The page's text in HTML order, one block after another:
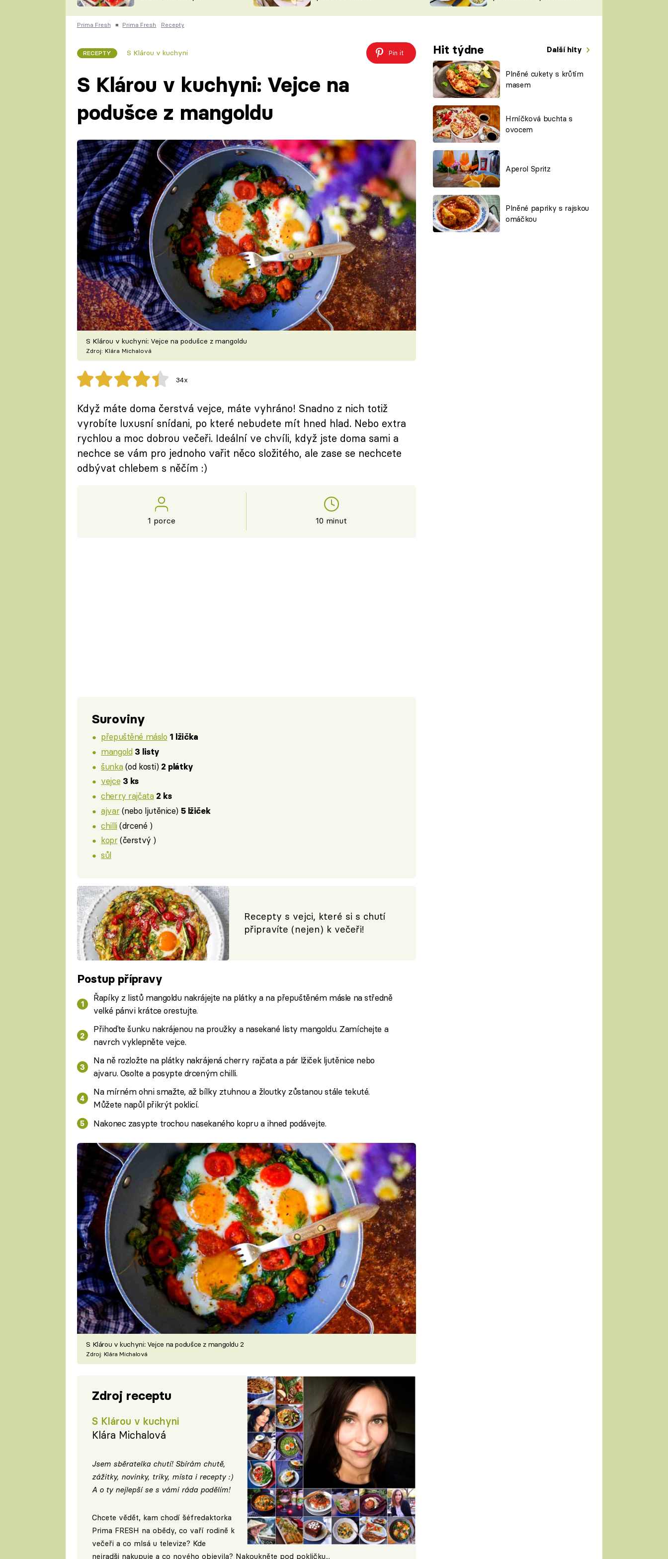
ČESKO NA TALÍŘI
KUCHAŘKA
VYCHYTÁVKY
ŠÉFREDAKTORKY
ČASOPIS
Prima Fresh ■ Prima Fresh Recepty
RECEPTY S Klárou v kuchyni Pin it Hit týdne Další hity
Plněné cukety s krůtím
masem
Hrníčková buchta s
ovocem
Aperol Spritz
Plněné papriky s rajskou
omáčkou
S Klárou v kuchyni: Vejce na
podušce z mangoldu
S Klárou v kuchyni: Vejce na podušce z mangoldu
Zdroj: Klára Michalová
34x
Když máte doma čerstvá vejce, máte vyhráno! Snadno z nich totiž
vyrobíte luxusní snídani, po které nebudete mít hned hlad. Nebo extra
rychlou a moc dobrou večeři. Ideální ve chvíli, když jste doma sami a
nechce se vám pro jednoho vařit něco složitého, ale zase se nechcete
odbývat chlebem s něčím :)
1 porce 10 minut
Suroviny
přepuštěné máslo 1 lžička
mangold 3 listy
šunka(od kosti) 2 plátky
vejce 3 ks
cherry rajčata 2 ks
ajvar(nebo ljutěnice) 5 lžiček
chilli(drcené )
kopr(čerstvý )
sůl
Recepty s vejci, které si s chutí
připravíte (nejen) k večeři!
Postup přípravy
Řapíky z listů mangoldu nakrájejte na plátky a na přepuštěném másle na středně
velké pánvi krátce orestujte.
Přihoďte šunku nakrájenou na proužky a nasekané listy mangoldu. Zamíchejte a
navrch vyklepněte vejce.
Na ně rozložte na plátky nakrájená cherry rajčata a pár lžiček ljutěnice nebo
ajvaru. Osolte a posypte drceným chilli.
Na mírném ohni smažte, až bílky ztuhnou a žloutky zůstanou stále tekuté.
Můžete napůl přikrýt poklicí.
Nakonec zasypte trochou nasekaného kopru a ihned podávejte.
S Klárou v kuchyni: Vejce na podušce z mangoldu 2
Zdroj: Klára Michalová
Zdroj receptu
S Klárou v kuchyni
Klára Michalová
Jsem sběratelka chutí! Sbírám chutě,
zážitky, novinky, triky, místa i recepty :)
A o ty nejlepší se s vámi ráda podělím!
Chcete vědět, kam chodí šéfredaktorka
Prima FRESH na obědy, co vaří rodině k
večeři a co mlsá u televize? Kde
nejradši nakupuje a co nového objevila? Nakoukněte pod pokličku...